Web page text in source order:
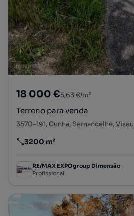
18 000 €5,63 €/m²
Terreno para venda
3570-191, Cunha, Sernancelhe, Viseu
Preço por metro quadrado
3200 m²
RE/MAX EXPOgroup Dimensão
Profissional